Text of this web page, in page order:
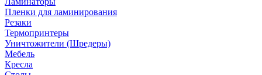
Пленки для ламинирования
Резаки
Термопринтеры
Уничтожители (Шредеры)
Мебель
Кресла